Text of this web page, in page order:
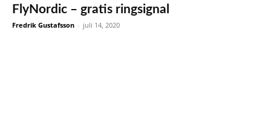
FlyNordic – gratis ringsignal
Fredrik Gustafsson - juli 14, 2020